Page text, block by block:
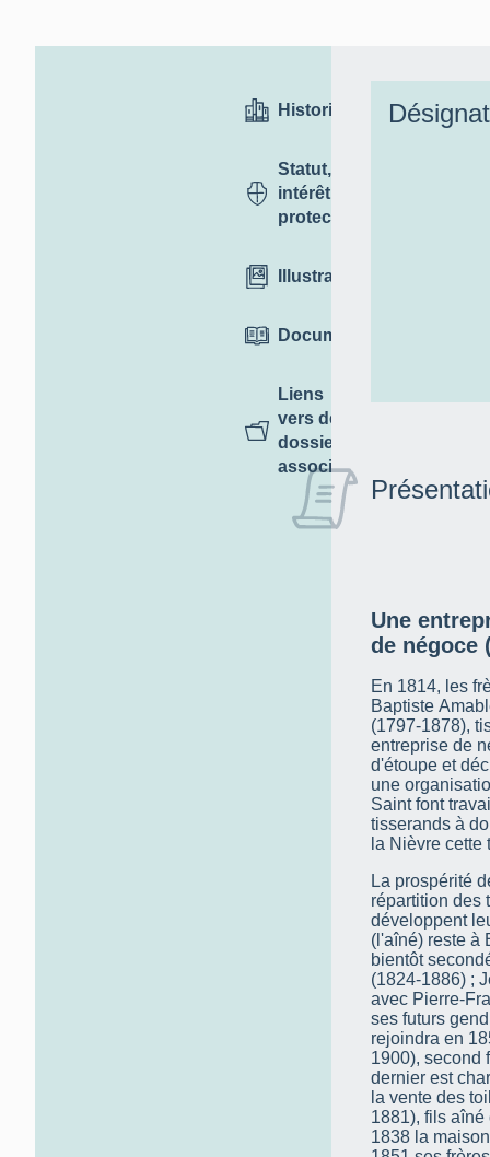
Historique
Statut,
intérêt et
protection
Illustrations
Documentation
Liens
vers des
dossiers
associés
Une
de négoce
En 1814, les
Baptiste
(1797-1878),
entreprise de
d'étoupe et
une
Saint font
tisserands à
la Nièvre
La prospérité
répartition des
développent
(l'aîné) reste à
bientôt
(1824-1886) ;
avec Pierre-
ses futurs
rejoindra en
1900), second
dernier est
la vente des
1881), fils
1838 la